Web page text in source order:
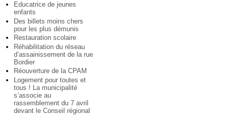
Educatrice de jeunes
enfants
Des billets moins chers
pour les plus démunis
Restauration scolaire
Réhabilitation du réseau
d’assainissement de la rue
Bordier
Réouverture de la CPAM
Logement pour toutes et
tous ! La municipalité
s’associe au
rassemblement du 7 avril
devant le Conseil régional